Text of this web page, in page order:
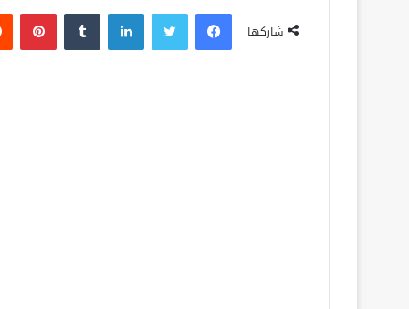
شاركها
فيسبوك لينكدإن بينتيريست